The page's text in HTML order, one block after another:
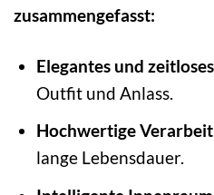
zusammengefasst:
Elegantes und
Outfit und Anlass.
Hochwertige
lange Lebensdauer.